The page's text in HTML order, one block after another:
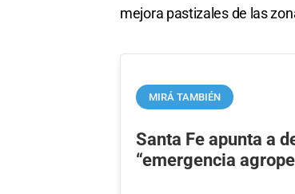
mejora pastizales de las
MIRÁ TAMBIÉN
Santa Fe apunta a
“emergencia